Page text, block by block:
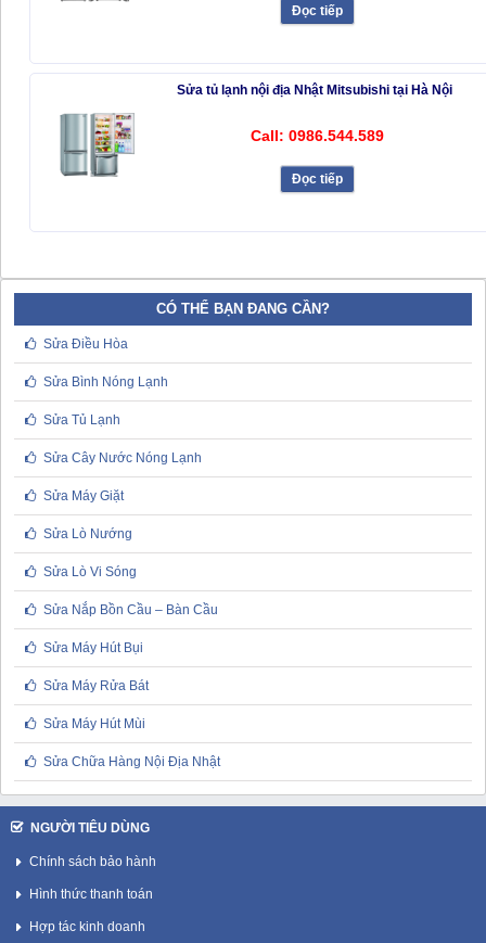
Đọc tiếp
Sửa tủ lạnh nội địa Nhật Mitsubishi tại Hà Nội
Call: 0986.544.589
Đọc tiếp
CÓ THỂ BẠN ĐANG CẦN?
Sửa Điều Hòa
Sửa Bình Nóng Lạnh
Sửa Tủ Lạnh
Sửa Cây Nước Nóng Lạnh
Sửa Máy Giặt
Sửa Lò Nướng
Sửa Lò Vi Sóng
Sửa Nắp Bồn Cầu – Bàn Cầu
Sửa Máy Hút Bụi
Sửa Máy Rửa Bát
Sửa Máy Hút Mùi
Sửa Chữa Hàng Nội Địa Nhật
NGƯỜI TIÊU DÙNG
Chính sách bảo hành
Hình thức thanh toán
Hợp tác kinh doanh